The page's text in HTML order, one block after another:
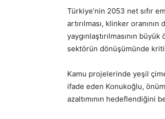
Türkiye’nin 2053 net sıfır
artırılması, klinker
yaygınlaştırılmasının
sektörün dönüşümünde
Kamu projelerinde yeşil
ifade eden Konukoğlu,
azaltımının hedeflendiğini